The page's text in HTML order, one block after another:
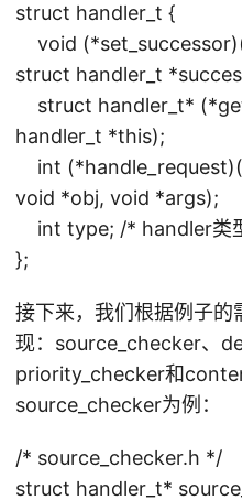
struct handler_t {
void
struct handler_t
struct handler_t*
handler_t *this);
int
void *obj, void *args);
int type; /* handler类
};
接下来，我们根据例子的
现：source_checker、
priority_checker和
source_checker为例：
/* source_checker.h */
struct handler_t*